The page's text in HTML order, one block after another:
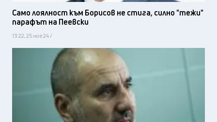
Само лоялност към Борисов не стига, силно "тежи"
парафът на Пеевски
13:22, 25 ное 24 /